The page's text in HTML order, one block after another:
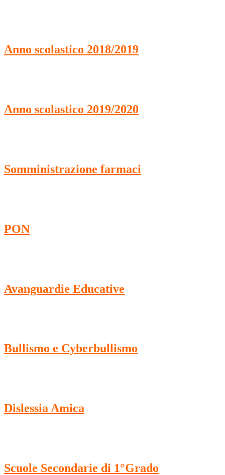
Anno scolastico 2018/2019
Anno scolastico 2019/2020
Somministrazione farmaci
PON
Avanguardie Educative
Bullismo e Cyberbullismo
Dislessia Amica
Scuole Secondarie di 1°Grado